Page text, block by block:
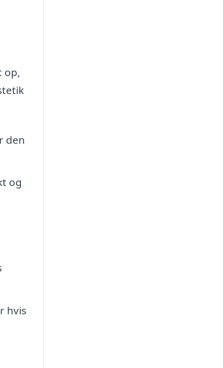
op,
den
og
hvis